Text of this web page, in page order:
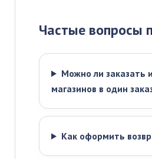
Частые вопросы
Можно ли заказать
магазинов в один
Как оформить